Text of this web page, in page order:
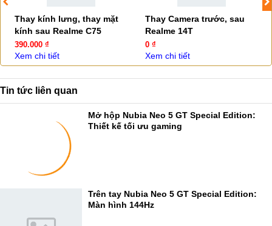
Thay kính lưng, thay mặt
kính sau Realme C75
390.000 ₫
Xem chi tiết
Thay Camera trước, sau
Realme 14T
0 ₫
Xem chi tiết
Tin tức liên quan
Mở hộp Nubia Neo 5 GT Special Edition:
Thiết kế tối ưu gaming
Trên tay Nubia Neo 5 GT Special Edition:
Màn hình 144Hz